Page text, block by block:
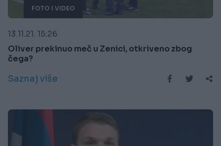
FOTO I VIDEO
13.11.21. 15:26
Oliver prekinuo meč u Zenici, otkriveno zbog
čega?
Saznaj više